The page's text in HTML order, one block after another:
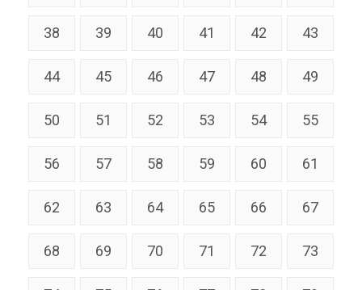
38 39 40 41 42 43
44 45 46 47 48 49
50 51 52 53 54 55
56 57 58 59 60 61
62 63 64 65 66 67
68 69 70 71 72 73